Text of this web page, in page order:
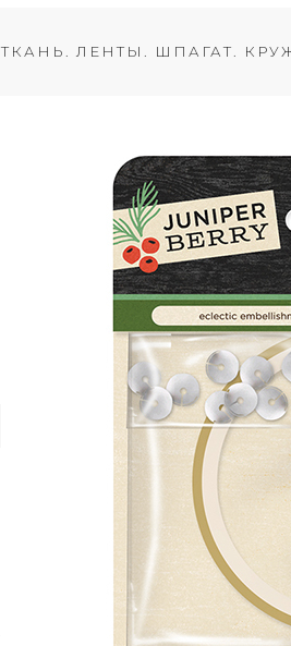
ТКАНЬ. ЛЕНТЫ. ШПАГАТ.